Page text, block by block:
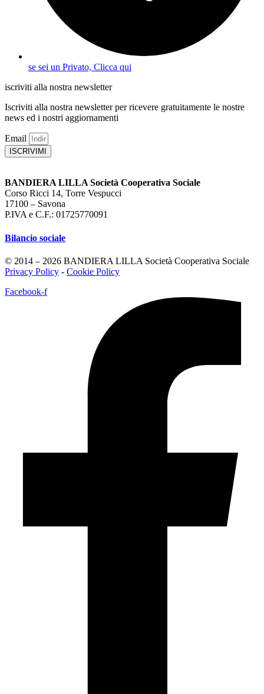
se sei un Privato, Clicca qui
iscriviti alla nostra newsletter
Iscriviti alla nostra newsletter per ricevere gratuitamente le nostre
news ed i nostri aggiornamenti
Email
ISCRIVIMI
BANDIERA LILLA Società Cooperativa Sociale
Corso Ricci 14, Torre Vespucci
17100 – Savona
P.IVA e C.F.: 01725770091
Bilancio sociale
© 2014 – 2026 BANDIERA LILLA Società Cooperativa Sociale
Privacy Policy - Cookie Policy
Facebook-f